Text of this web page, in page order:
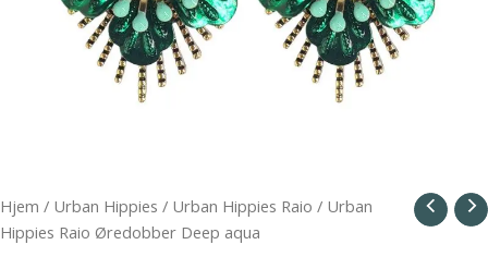
Hjem / Urban Hippies / Urban Hippies Raio / Urban
Hippies Raio Øredobber Deep aqua